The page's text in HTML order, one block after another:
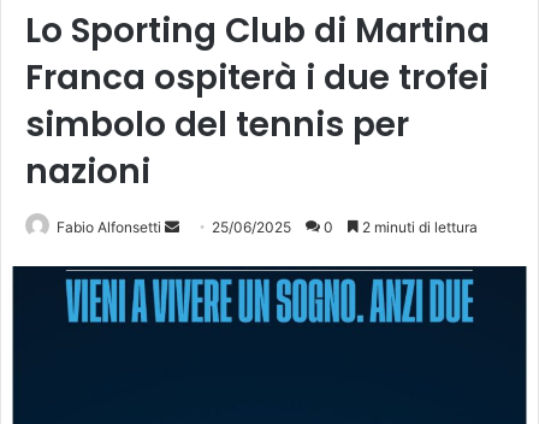
Lo Sporting Club di Martina
Franca ospiterà i due trofei
simbolo del tennis per
nazioni
Fabio Alfonsetti
Invia 25/06/2025 0 2 minuti di lettura